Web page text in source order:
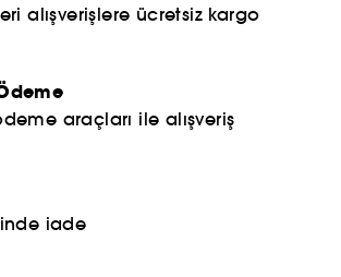
alışverişlere ücretsiz kargo
araçları ile alışveriş
iade